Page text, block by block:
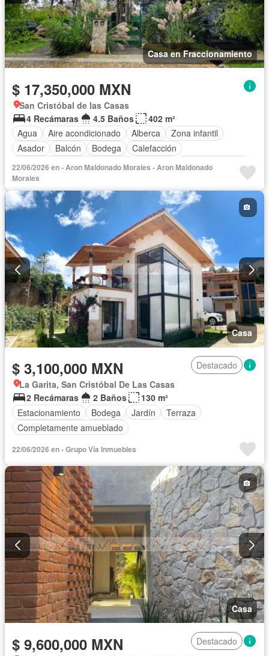
Casa en Fraccionamiento
$ 17,350,000 MXN
San Cristóbal de las Casas
4 Recámaras
4.5 Baños
402 m²
Agua
Aire acondicionado Alberca
Zona infantil
Asador
Balcón Bodega
Calefacción
Circuito cerrado de televisión
Cisterna
Cocina equipada
Cocina integral
Electricidad
Estacionamiento
Jardín
Recámara con closet
Vista panorámica
Zonas verdes
Sin amueblar
22/06/2026 en - Aron Maldonado Morales - Aron Maldonado
Morales
Casa
$ 3,100,000 MXN
Destacado
La Garita, San Cristóbal De Las Casas
2 Recámaras
2 Baños
130 m²
Estacionamiento
Bodega Jardín
Terraza
Completamente amueblado
22/06/2026 en - Grupo Vía Inmuebles
Casa
$ 9,600,000 MXN
Destacado